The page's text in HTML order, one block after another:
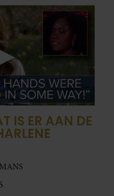
IS ER AAN DE